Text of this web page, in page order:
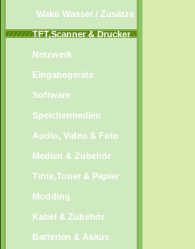
Wakü Wasser / Zusätze
TFT,Scanner & Drucker
Netzwerk
Eingabegeräte
Software
Speichermedien
Audio, Video & Foto
Medien & Zubehör
Tinte,Toner & Papier
Modding
Kabel & Zubehör
Batterien & Akkus